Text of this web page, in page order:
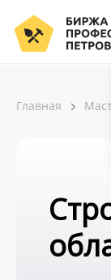
Главная